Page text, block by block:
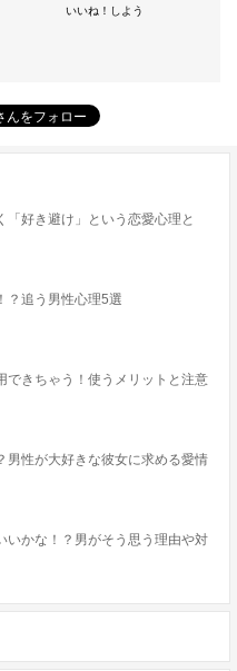
いいね！しよう
「好き避け」という恋愛心理と
？追う男性心理5選
できちゃう！使うメリットと注意
男性が大好きな彼女に求める愛情
いかな！？男がそう思う理由や対